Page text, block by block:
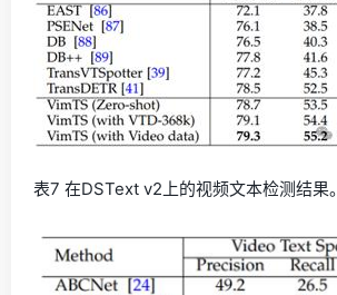
表7 在DSText v2上的视频文本检测结果。